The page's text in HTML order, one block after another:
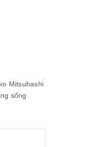
Mitsuhashi
sống